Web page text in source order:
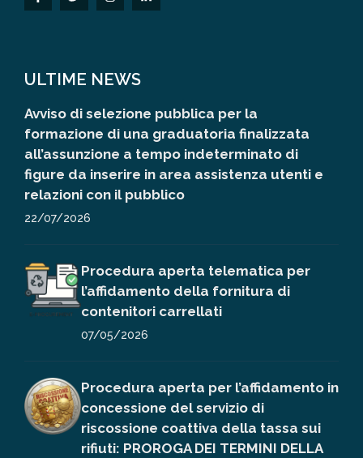
ULTIME NEWS
Avviso di selezione pubblica per la
formazione di una graduatoria finalizzata
all’assunzione a tempo indeterminato di
figure da inserire in area assistenza utenti e
relazioni con il pubblico
22/07/2026
Procedura aperta telematica per
l’affidamento della fornitura di
contenitori carrellati
07/05/2026
Procedura aperta per l’affidamento in
concessione del servizio di
riscossione coattiva della tassa sui
rifiuti: PROROGA DEI TERMINI DELLA